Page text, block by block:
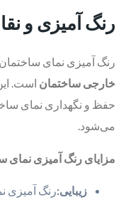
رنگ آمیزی و
رنگ آمیزی نمای
خارجی ساختمان است.
حفظ و نگهداری نمای
می‌شود.
مزایای رنگ آمیزی نمای
زیبایی:رنگ آمیزی